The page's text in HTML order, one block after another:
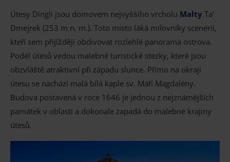
Útesy Dingli jsou domovem nejvyššího vrcholu Malty Ta‘
Dmejrek (253 m n. m.). Toto místo láká milovníky scenérií,
kteří sem přijíždějí obdivovat rozlehlé panorama ostrova.
Podél útesů vedou malebné turistické stezky, které jsou
obzvláště atraktivní při západu slunce. Přímo na okraji
útesu se nachází malá bílá kaple sv. Máří Magdalény.
Budova postavená v roce 1646 je jednou z nejznámějších
památek v oblasti a dokonale zapadá do malebné krajiny
útesů.